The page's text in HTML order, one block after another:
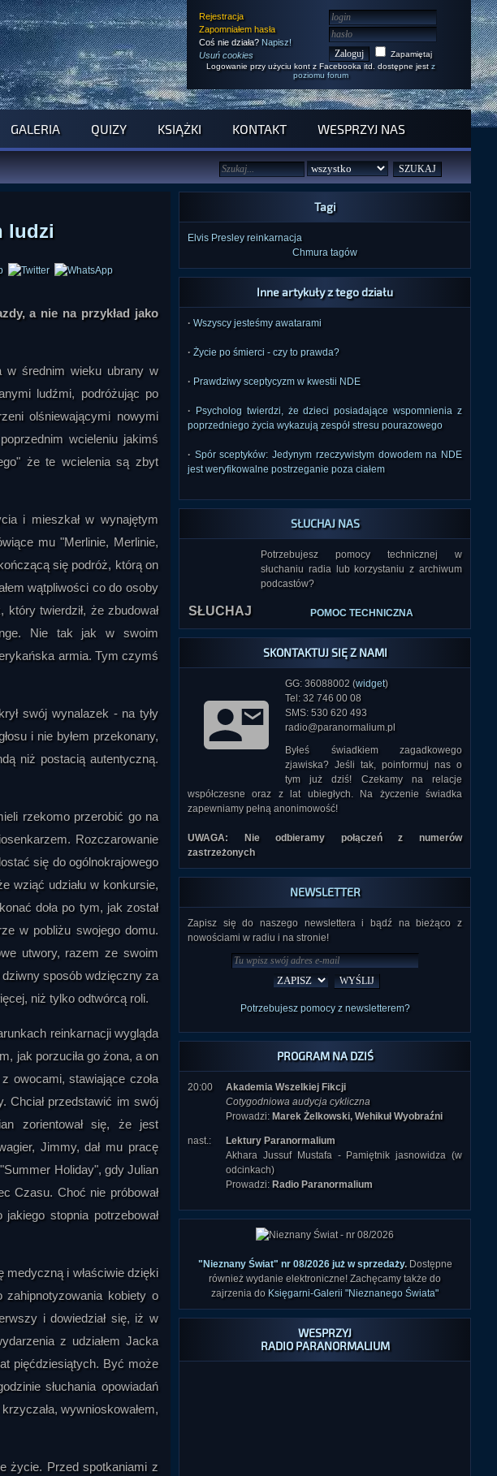
Rejestracja
Zapomniałem hasła
Coś nie działa? Napisz!
Usuń cookies
Zapamiętaj
Logowanie przy użyciu kont z Facebooka itd. dostępne jest z
poziomu forum
GALERIA QUIZY KSIĄŻKI KONTAKT WESPRZYJ NAS
ludzi
a nie na przykład jako
w średnim wieku ubrany w
ludźmi, podróżując po
olśniewającymi nowymi
wcieleniu jakimś
że te wcielenia są zbyt
i mieszkał w wynajętym
mu "Merlinie, Merlinie,
się podróż, którą on
wątpliwości co do osoby
twierdził, że zbudował
Nie tak jak w swoim
armia. Tym czymś
swój wynalazek - na tyły
i nie byłem przekonany,
niż postacią autentyczną.
rzekomo przerobić go na
Rozczarowanie
się do ogólnokrajowego
wziąć udziału w konkursie,
doła po tym, jak został
w pobliżu swojego domu.
utwory, razem ze swoim
dziwny sposób wdzięczny za
niż tylko odtwórcą roli.
reinkarnacji wygląda
jak porzuciła go żona, a on
owocami, stawiające czoła
Chciał przedstawić im swój
zorientował się, że jest
Jimmy, dał mu pracę
Holiday", gdy Julian
Czasu. Choć nie próbował
stopnia potrzebował
medyczną i właściwie dzięki
zahipnotyzowania kobiety o
i dowiedział się, iż w
z udziałem Jacka
pięćdziesiątych. Być może
słuchania opowiadań
wywnioskowałem,
życie. Przed spotkaniami z
Tagi
Elvis Presley reinkarnacja
Chmura tagów
Inne artykuły z tego działu
· Wszyscy jesteśmy awatarami
· Życie po śmierci - czy to prawda?
· Prawdziwy sceptycyzm w kwestii NDE
·
Psycholog twierdzi, że dzieci posiadające wspomnienia z
poprzedniego życia wykazują zespół stresu pourazowego
· Spór sceptyków: Jedynym rzeczywistym dowodem na NDE
jest weryfikowalne postrzeganie poza ciałem
SŁUCHAJ NAS
Potrzebujesz pomocy technicznej w
słuchaniu radia lub korzystaniu z archiwum
podcastów?
POMOC TECHNICZNA
SKONTAKTUJ SIĘ Z NAMI
GG: 36088002 (widget)
Tel: 32 746 00 08
SMS: 530 620 493
radio@paranormalium.pl
Byłeś świadkiem zagadkowego
zjawiska? Jeśli tak, poinformuj nas o
tym już dziś! Czekamy na relacje
współczesne oraz z lat ubiegłych. Na życzenie świadka
zapewniamy pełną anonimowość!
UWAGA: Nie odbieramy połączeń z numerów
zastrzeżonych
NEWSLETTER
Zapisz się do naszego newslettera i bądź na bieżąco z
nowościami w radiu i na stronie!
Potrzebujesz pomocy z newsletterem?
PROGRAM NA DZIŚ
20:00
Akademia Wszelkiej Fikcji
Cotygodniowa audycja cykliczna
Prowadzi: Marek Żelkowski, Wehikuł Wyobraźni
nast.:
Lektury Paranormalium
Akhara Jussuf Mustafa - Pamiętnik jasnowidza (w
odcinkach)
Prowadzi: Radio Paranormalium
"Nieznany Świat" nr 08/2026 już w sprzedaży.Dostępne
również wydanie elektroniczne! Zachęcamy także do
zajrzenia do Księgarni-Galerii "Nieznanego Świata"
WESPRZYJ
RADIO PARANORMALIUM